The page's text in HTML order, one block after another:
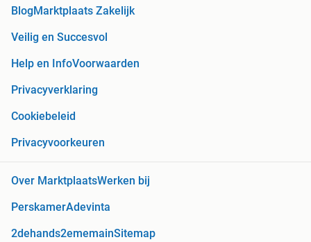
BlogMarktplaats Zakelijk
Veilig en Succesvol
Help en InfoVoorwaarden
Privacyverklaring
Cookiebeleid
Privacyvoorkeuren
Over MarktplaatsWerken bij
PerskamerAdevinta
2dehands2ememainSitemap